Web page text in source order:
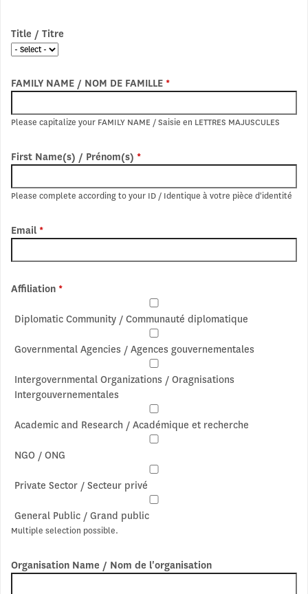
Title / Titre
FAMILY NAME / NOM DE FAMILLE *
Please capitalize your FAMILY NAME / Saisie en LETTRES MAJUSCULES
First Name(s) / Prénom(s) *
Please complete according to your ID / Identique à votre pièce d'identité
Email *
Affiliation *
Diplomatic Community / Communauté diplomatique
Governmental Agencies / Agences gouvernementales
Intergovernmental Organizations / Oragnisations
Intergouvernementales
Academic and Research / Académique et recherche
NGO / ONG
Private Sector / Secteur privé
General Public / Grand public
Multiple selection possible.
Organisation Name / Nom de l'organisation